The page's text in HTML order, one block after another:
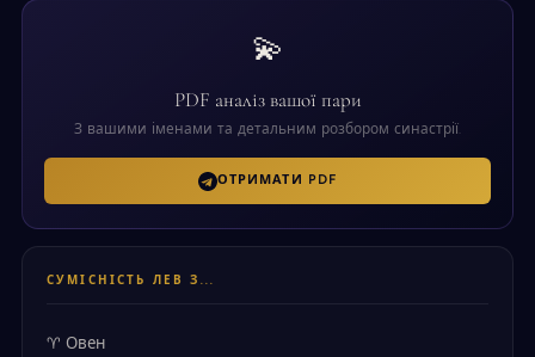
💫
PDF аналіз вашої пари
З вашими іменами та детальним розбором синастрії.
ОТРИМАТИ PDF
СУМІСНІСТЬ ЛЕВ З...
♈ Овен